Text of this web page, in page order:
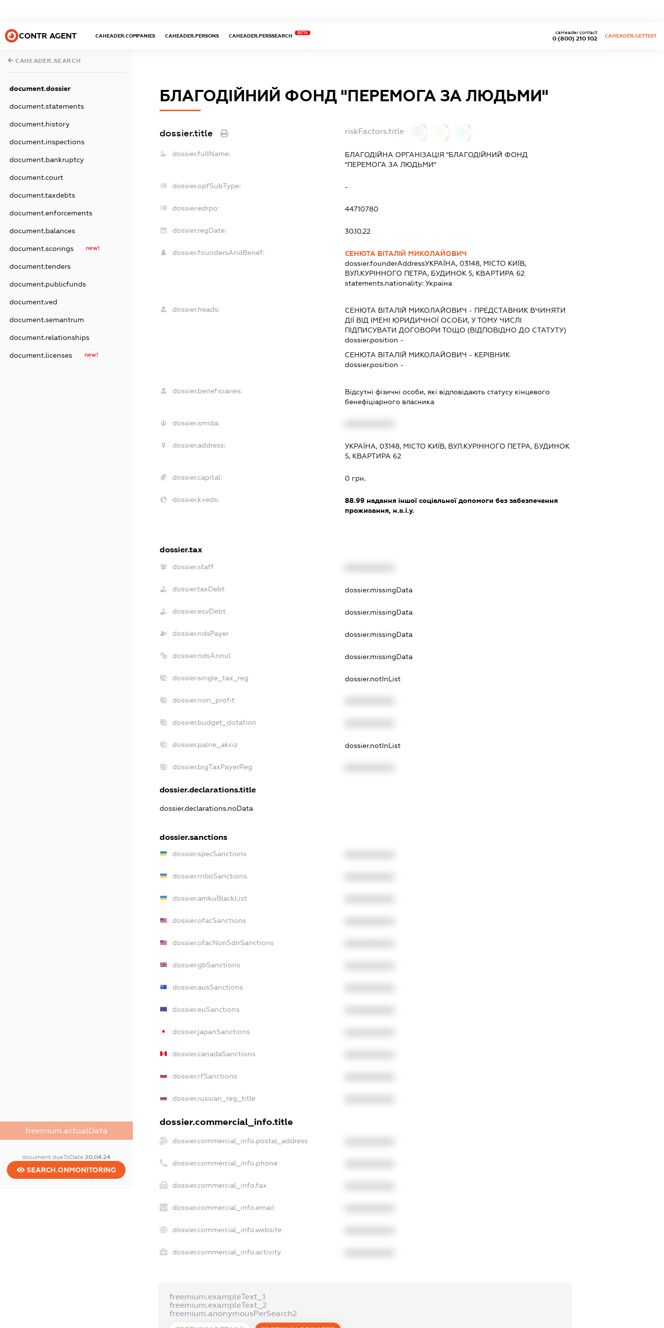
CONTR AGENT CAHEADER.COMPANIES CAHEADER.PERSONS CAHEADER.PERSSEARCH
BETA
0 (800) 210 102
caHeader.contact
CAHEADER.GETTEST
CAHEADER.SEARCH
document.dossier
document.statements
document.history
document.inspections
document.bankruptcy
document.court
document.taxdebts
document.enforcements
document.balances
document.scorings new!
document.tenders
document.publicfunds
document.ved
document.semantrum
document.relationships
document.licenses new!
freemium.actualData
document.dueToDate 20.04.24
SEARCH.ONMONITORING
БЛАГОДІЙНИЙ ФОНД "ПЕРЕМОГА ЗА ЛЮДЬМИ"
dossier.title riskFactors.title
dossier.fullName:
БЛАГОДІЙНА ОРГАНІЗАЦІЯ "БЛАГОДІЙНИЙ ФОНД
"ПЕРЕМОГА ЗА ЛЮДЬМИ"
dossier.opfSubType: -
dossier.edrpo: 44710780
dossier.regDate: 30.10.22
dossier.foundersAndBenef:
СЕНЮТА ВІТАЛІЙ МИКОЛАЙОВИЧ
dossier.founderAddressУКРАЇНА, 03148, МІСТО КИЇВ,
ВУЛ.КУРІННОГО ПЕТРА, БУДИНОК 5, КВАРТИРА 62
statements.nationality: Україна
dossier.heads: СЕНЮТА ВІТАЛІЙ МИКОЛАЙОВИЧ - ПРЕДСТАВНИК ВЧИНЯТИ
ДІЇ ВІД ІМЕНІ ЮРИДИЧНОЇ ОСОБИ, У ТОМУ ЧИСЛІ
ПІДПИСУВАТИ ДОГОВОРИ ТОЩО (ВІДПОВІДНО ДО СТАТУТУ)
dossier.position -
СЕНЮТА ВІТАЛІЙ МИКОЛАЙОВИЧ - КЕРІВНИК
dossier.position -
dossier.beneficiaries:
Відсутні фізичні особи, які відповідають статусу кінцевого
бенефіціарного власника
dossier.smida:
dossier.address:
УКРАЇНА, 03148, МІСТО КИЇВ, ВУЛ.КУРІННОГО ПЕТРА, БУДИНОК
5, КВАРТИРА 62
dossier.capital: 0 грн.
dossier.kveds: 88.99надання іншої соціальної допомоги без забезпечення
проживання, н.в.і.у.
dossier.tax
dossier.staff
dossier.taxDebt dossier.missingData
dossier.esvDebt dossier.missingData
dossier.ndsPayer dossier.missingData
dossier.ndsAnnul dossier.missingData
dossier.single_tax_reg dossier.notInList
dossier.non_profit
dossier.budget_dotation
dossier.palne_akciz dossier.notInList
dossier.bigTaxPayerReg
dossier.declarations.title
dossier.declarations.noData
dossier.sanctions
dossier.specSanctions
dossier.rnboSanctions
dossier.amkuBlackList
dossier.ofacSanctions
dossier.ofacNonSdnSanctions
dossier.gbSanctions
dossier.ausSanctions
dossier.euSanctions
dossier.japanSanctions
dossier.canadaSanctions
dossier.rfSanctions
dossier.russian_reg_title
dossier.commercial_info.title
dossier.commercial_info.postal_address
dossier.commercial_info.phone
dossier.commercial_info.fax
dossier.commercial_info.email
dossier.commercial_info.website
dossier.commercial_info.activity
freemium.exampleText_1
freemium.exampleText_2
freemium.anonymousPerSearch2